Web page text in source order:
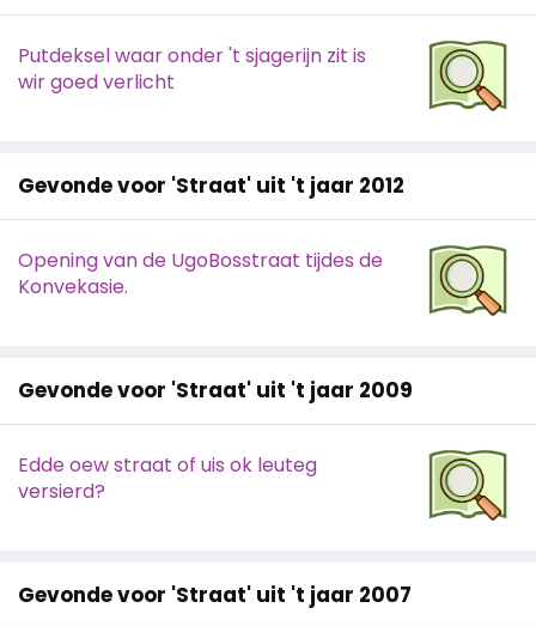
Putdeksel waar onder 't sjagerijn zit is
wir goed verlicht
Gevonde voor 'Straat' uit 't jaar 2012
Opening van de UgoBosstraat tijdes de
Konvekasie.
Gevonde voor 'Straat' uit 't jaar 2009
Edde oew straat of uis ok leuteg
versierd?
Gevonde voor 'Straat' uit 't jaar 2007